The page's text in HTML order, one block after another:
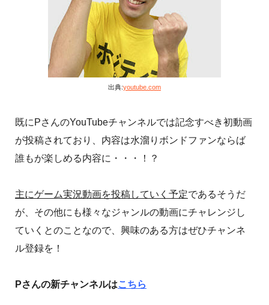
出典:youtube.com
既にPさんのYouTubeチャンネルでは記念すべき初動画
が投稿されており、内容は水溜りボンドファンならば
誰もが楽しめる内容に・・・！？
主にゲーム実況動画を投稿していく予定であるそうだ
が、その他にも様々なジャンルの動画にチャレンジし
ていくとのことなので、興味のある方はぜひチャンネ
ル登録を！
Pさんの新チャンネルはこちら